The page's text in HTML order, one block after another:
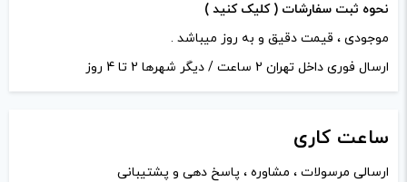
نحوه ثبت سفارشات ( کلیک کنید )
موجودی ، قیمت دقیق و به روز میباشد .
ارسال فوری داخل تهران 2 ساعت / دیگر شهرها 2 تا 4 روز
ساعت کاری
ارسالی مرسولات ، مشاوره ، پاسخ دهی و پشتیبانی